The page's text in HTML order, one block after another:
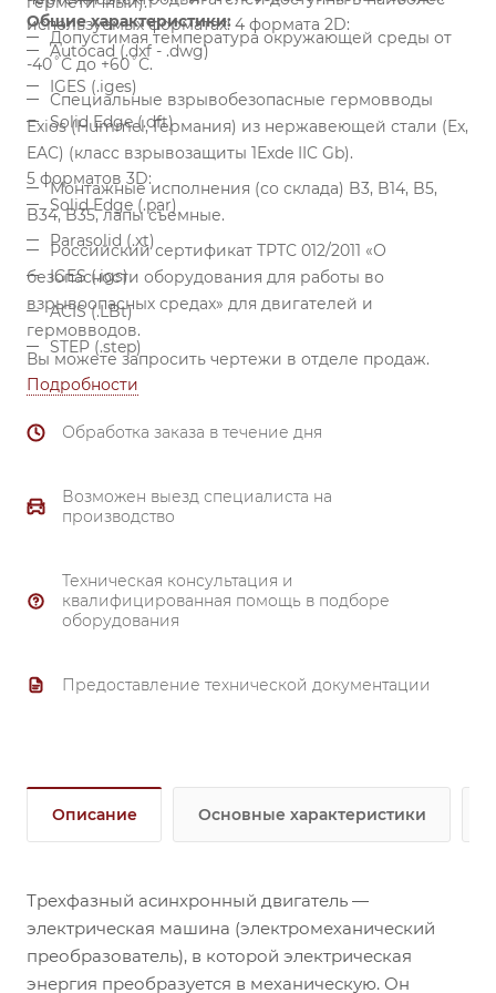
Общие характеристики:
Допустимая температура окружающей среды от
-40˚С до +60˚С.
Специальные взрывобезопасные гермовводы
Exios (Hummel, Германия) из нержавеющей стали (Ex,
EAC) (класс взрывозащиты 1Exde IIC Gb).
Монтажные исполнения (со склада) B3, B14, B5,
B34, B35, лапы съемные.
Российский сертификат ТРТС 012/2011 «О
безопасности оборудования для работы во
взрывоопасных средах» для двигателей и
гермовводов.
используемых форматах: 4 формата 2D:
Autocad (.dxf - .dwg)
IGES (.iges)
Solid Edge (.dft)
5 форматов 3D:
Solid Edge (.par)
Parasolid (.xt)
IGES (.igs)
ACIS (.LBt)
STEP (.step)
Вы можете запросить чертежи в отделе продаж.
Подробности
Обработка заказа в течение дня
Возможен выезд специалиста на
производство
Техническая консультация и
квалифицированная помощь в подборе
оборудования
Предоставление технической документации
Описание Основные характеристики
Трехфазный асинхронный двигатель —
электрическая машина (электромеханический
преобразователь), в которой электрическая
энергия преобразуется в механическую. Он